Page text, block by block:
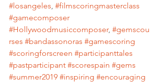
#losangeles #filmscoringmasterclass
#gamecomposer
#Hollywoodmusiccomposer, #gemscou
rses #bandassonoras #gamescoring
#scoringforscreen #participanttales
#pastparticipant #scorespain #gems
#summer2019 #inspiring #encouraging